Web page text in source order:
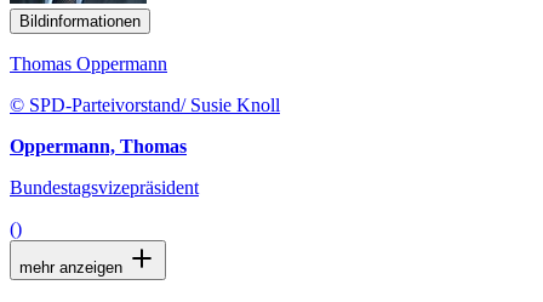
Bildinformationen
Thomas Oppermann
© SPD-Parteivorstand/ Susie Knoll
Oppermann, Thomas
Bundestagsvizepräsident
()
mehr anzeigen